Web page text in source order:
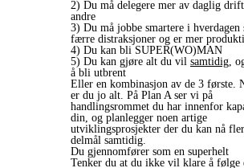
2) Du må delegere mer av daglig
andre
3) Du må jobbe smartere i hverdagen
færre distraksjoner og er mer
4) Du kan bli SUPER(WO)MAN
5) Du kan gjøre alt du vil samtidig ,
å bli utbrent
Eller en kombinasjon av de 3 første.
er du jo alt. På Plan A ser vi på
handlingsrommet du har innenfor
din, og planlegger noen artige
utviklingsprosjekter der du kan nå
delmål samtidig.
Du gjennomfører som en superhelt
Tenker du at du ikke vil klare å følge